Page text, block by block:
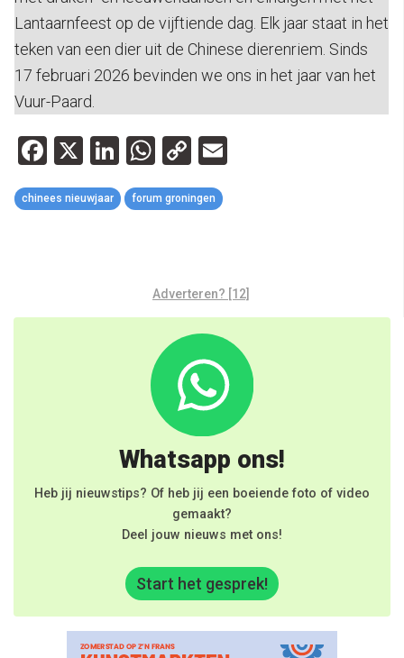
Lantaarnfeest op de vijftiende dag. Elk jaar staat in het
teken van een dier uit de Chinese dierenriem. Sinds
17 februari 2026 bevinden we ons in het jaar van het
Vuur-Paard.
Facebook
X LinkedIn
WhatsApp
Copy
Link
chinees nieuwjaar forum groningen
Adverteren? [12]
Whatsapp ons!
Heb jij nieuwstips? Of heb jij een boeiende foto of video
gemaakt?
Deel jouw nieuws met ons!
Start het gesprek!